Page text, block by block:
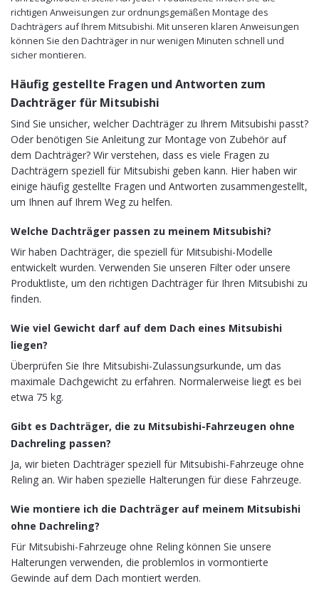
richtigen Anweisungen zur ordnungsgemäßen Montage des
Dachträgers auf Ihrem Mitsubishi. Mit unseren klaren Anweisungen
können Sie den Dachträger in nur wenigen Minuten schnell und
sicher montieren.
Häufig gestellte Fragen und Antworten zum
Dachträger für Mitsubishi
Sind Sie unsicher, welcher Dachträger zu Ihrem Mitsubishi passt?
Oder benötigen Sie Anleitung zur Montage von Zubehör auf
dem Dachträger? Wir verstehen, dass es viele Fragen zu
Dachträgern speziell für Mitsubishi geben kann. Hier haben wir
einige häufig gestellte Fragen und Antworten zusammengestellt,
um Ihnen auf Ihrem Weg zu helfen.
Welche Dachträger passen zu meinem Mitsubishi?
Wir haben Dachträger, die speziell für Mitsubishi-Modelle
entwickelt wurden. Verwenden Sie unseren Filter oder unsere
Produktliste, um den richtigen Dachträger für Ihren Mitsubishi zu
finden.
Wie viel Gewicht darf auf dem Dach eines Mitsubishi
liegen?
Überprüfen Sie Ihre Mitsubishi-Zulassungsurkunde, um das
maximale Dachgewicht zu erfahren. Normalerweise liegt es bei
etwa 75 kg.
Gibt es Dachträger, die zu Mitsubishi-Fahrzeugen ohne
Dachreling passen?
Ja, wir bieten Dachträger speziell für Mitsubishi-Fahrzeuge ohne
Reling an. Wir haben spezielle Halterungen für diese Fahrzeuge.
Wie montiere ich die Dachträger auf meinem Mitsubishi
ohne Dachreling?
Für Mitsubishi-Fahrzeuge ohne Reling können Sie unsere
Halterungen verwenden, die problemlos in vormontierte
Gewinde auf dem Dach montiert werden.